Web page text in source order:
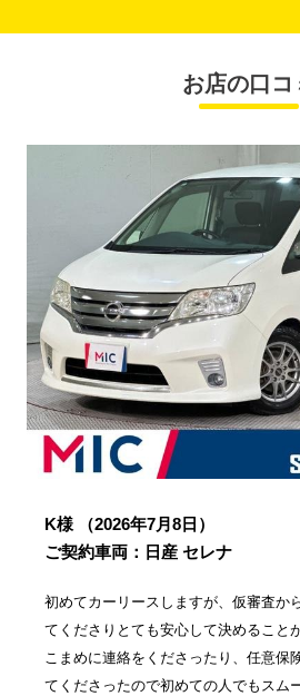
お店の口コ
K様
（2026年7月8日）
ご契約車両：日産 セレナ
初めてカーリースしますが、仮審査か
てくださりとても安心して決めること
こまめに連絡をくださったり、任意保
てくださったので初めての人でもスム